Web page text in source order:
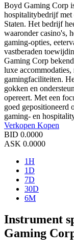
Boyd Gaming Corp
hospitalitybedrijf met
Staten. Het bedrijf
waaronder casino's,
gaming-opties,
vastberaden
Gaming Corp
luxe accommodaties,
gamingfaciliteiten.
gokken en
opereert. Met een
goed gepositioneerd
gaming- en
Verkopen Kopen
BID 0.0000
ASK 0.0000
1H
1D
7D
30D
6M
Instrument
Gaming